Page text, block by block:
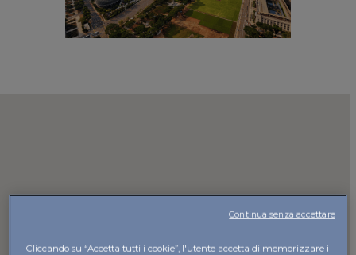
Cliccando su “Accetta tutti i cookie”, l'utente accetta di memorizzare i
Continua senza accettare